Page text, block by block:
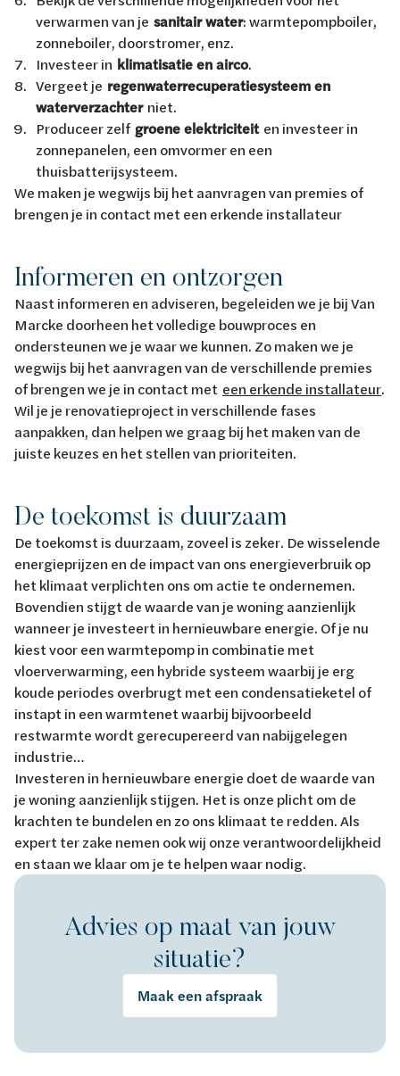
verwarmen van je sanitair water: warmtepompboiler,
zonneboiler, doorstromer, enz.
Investeer in klimatisatie en airco.
Vergeet je regenwaterrecuperatiesysteem en
waterverzachterniet.
Produceer zelf groene elektriciteiten investeer in
zonnepanelen, een omvormer en een
thuisbatterijsysteem.
We maken je wegwijs bij het aanvragen van premies of
brengen je in contact met een erkende installateur
Informeren en ontzorgen
Naast informeren en adviseren, begeleiden we je bij Van
Marcke doorheen het volledige bouwproces en
ondersteunen we je waar we kunnen. Zo maken we je
wegwijs bij het aanvragen van de verschillende premies
of brengen we je in contact met een erkende installateur.
Wil je je renovatieproject in verschillende fases
aanpakken, dan helpen we graag bij het maken van de
juiste keuzes en het stellen van prioriteiten.
De toekomst is duurzaam
De toekomst is duurzaam, zoveel is zeker. De wisselende
energieprijzen en de impact van ons energieverbruik op
het klimaat verplichten ons om actie te ondernemen.
Bovendien stijgt de waarde van je woning aanzienlijk
wanneer je investeert in hernieuwbare energie. Of je nu
kiest voor een warmtepomp in combinatie met
vloerverwarming, een hybride systeem waarbij je erg
koude periodes overbrugt met een condensatieketel of
instapt in een warmtenet waarbij bijvoorbeeld
restwarmte wordt gerecupereerd van nabijgelegen
industrie…
Investeren in hernieuwbare energie doet de waarde van
je woning aanzienlijk stijgen. Het is onze plicht om de
krachten te bundelen en zo ons klimaat te redden. Als
expert ter zake nemen ook wij onze verantwoordelijkheid
en staan we klaar om je te helpen waar nodig.
Advies op maat van jouw
situatie?
Maak een afspraak